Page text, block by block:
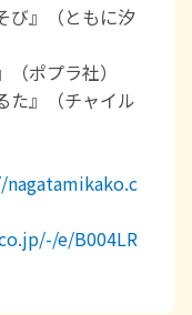
び』（ともに汐
ポプラ社）
た』（チャイル
e/B004LR